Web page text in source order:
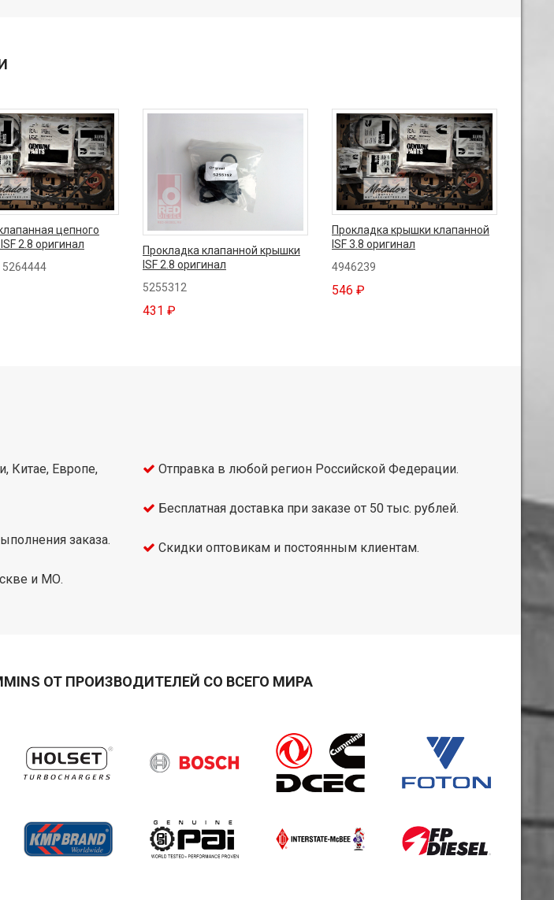
цепного
2.8 оригинал
5264444
Прокладка клапанной крышки
ISF 2.8 оригинал
5255312
431 ₽
Прокладка крышки клапанной
ISF 3.8 оригинал
4946239
546 ₽
Китае, Европе,
заказа.
и МО.
Отправка в любой регион Российской Федерации.
Бесплатная доставка при заказе от 50 тыс. рублей.
Скидки оптовикам и постоянным клиентам.
ОТ ПРОИЗВОДИТЕЛЕЙ СО ВСЕГО МИРА